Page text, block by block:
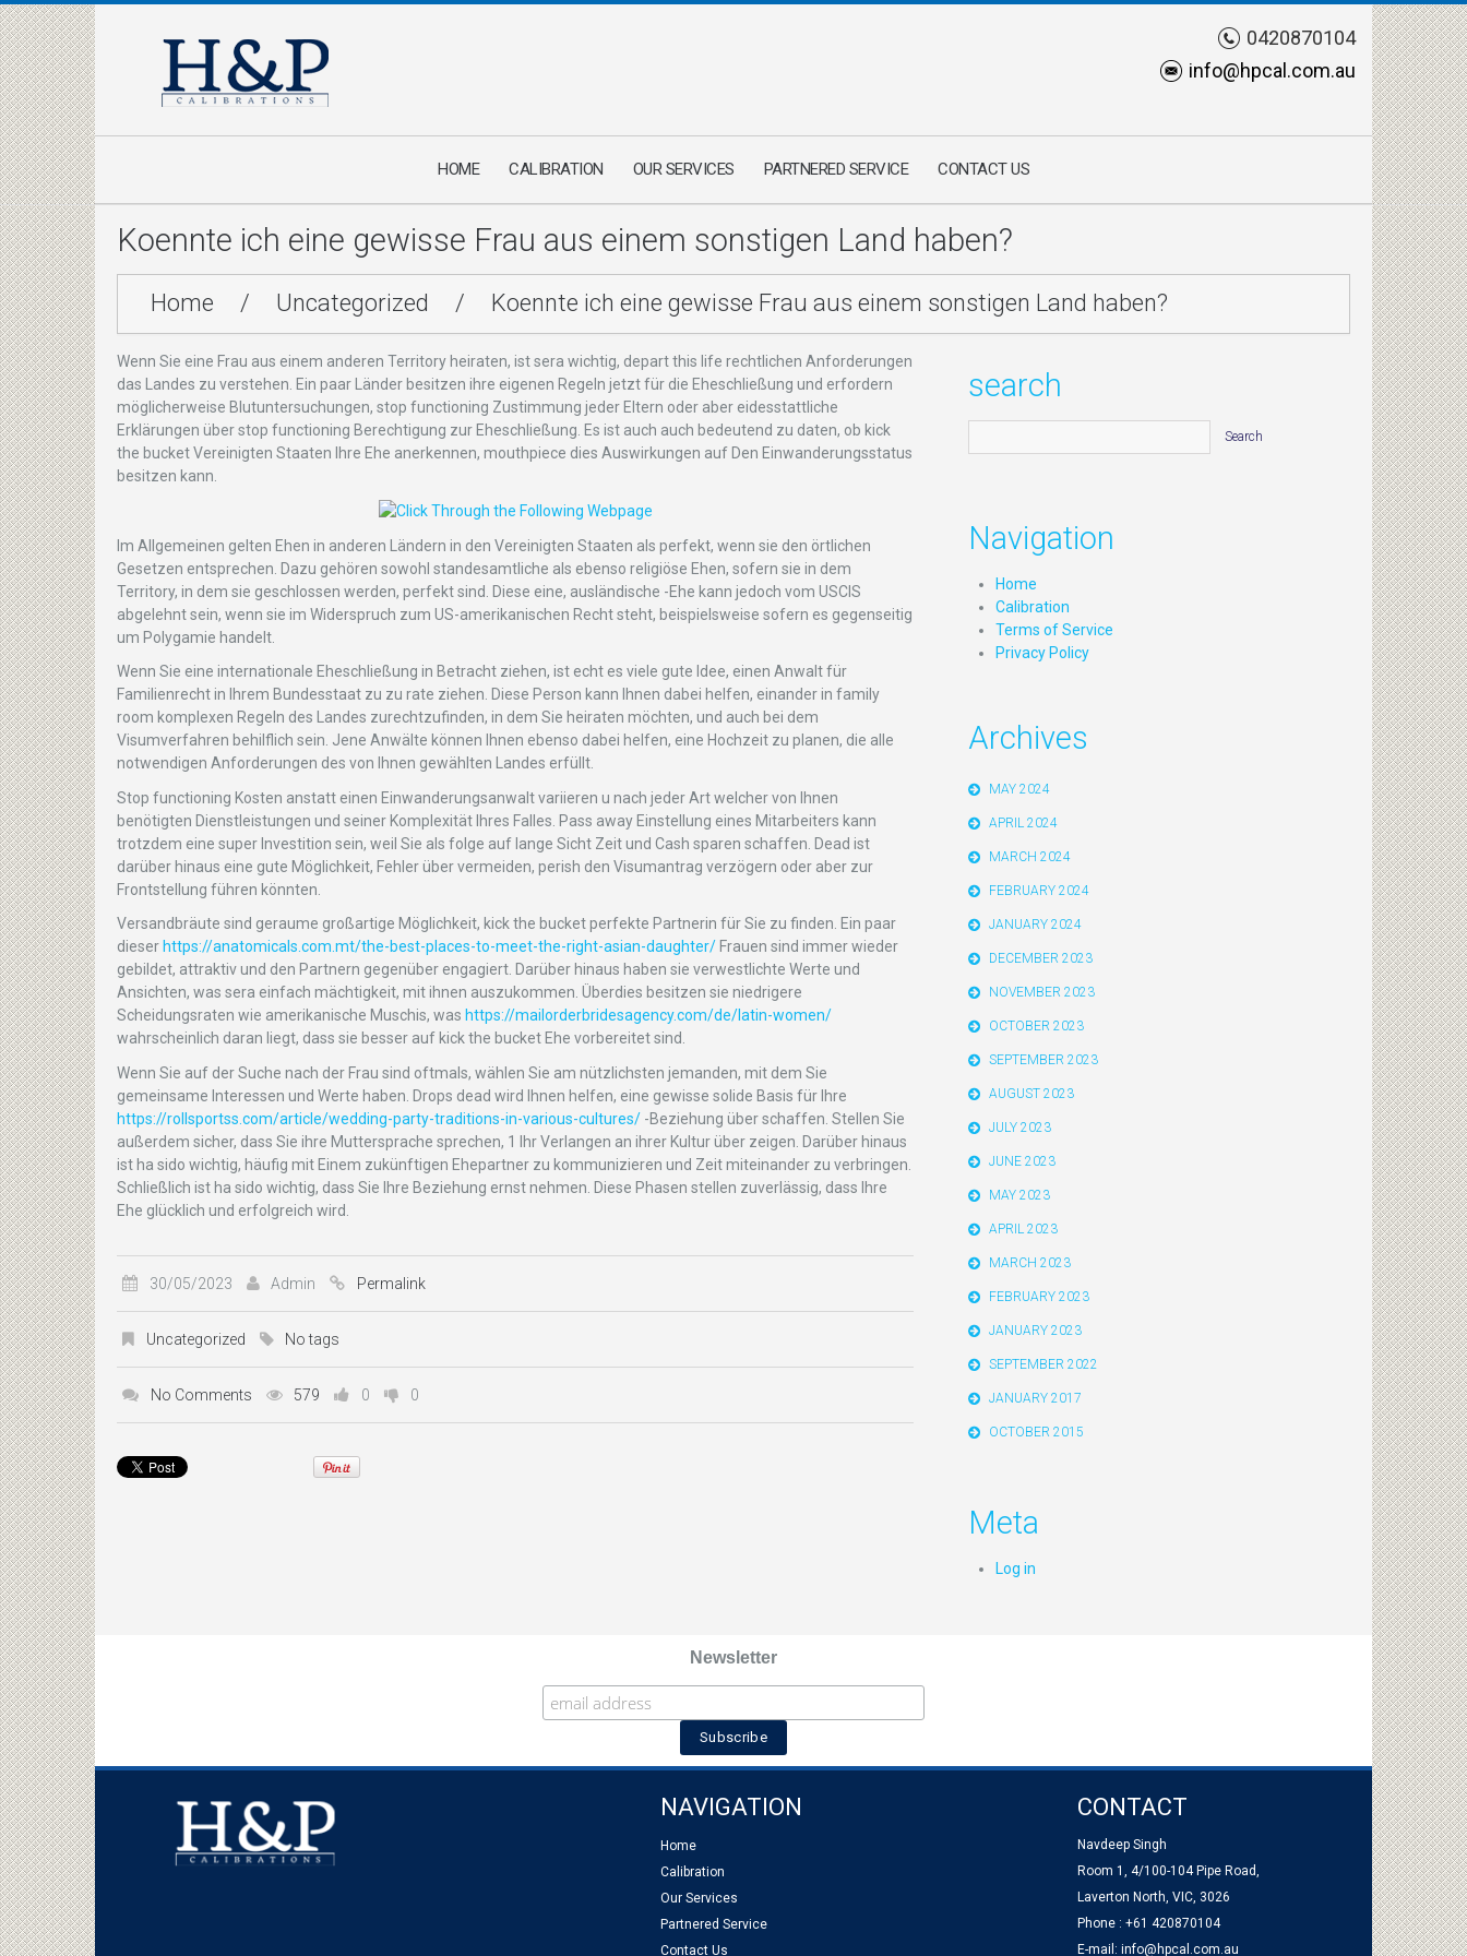
0420870104
info@hpcal.com.au
HOME CALIBRATION OUR SERVICES PARTNERED SERVICE CONTACT US
Koennte ich eine gewisse Frau aus einem sonstigen Land haben?
Home / Uncategorized / Koennte ich eine gewisse Frau aus einem sonstigen Land haben?
Wenn Sie eine Frau aus einem anderen Territory heiraten, ist sera wichtig, depart this life rechtlichen Anforderungen
das Landes zu verstehen. Ein paar Länder besitzen ihre eigenen Regeln jetzt für die Eheschließung und erfordern
möglicherweise Blutuntersuchungen, stop functioning Zustimmung jeder Eltern oder aber eidesstattliche
Erklärungen über stop functioning Berechtigung zur Eheschließung. Es ist auch auch bedeutend zu daten, ob kick
the bucket Vereinigten Staaten Ihre Ehe anerkennen, mouthpiece dies Auswirkungen auf Den Einwanderungsstatus
besitzen kann.
Im Allgemeinen gelten Ehen in anderen Ländern in den Vereinigten Staaten als perfekt, wenn sie den örtlichen
Gesetzen entsprechen. Dazu gehören sowohl standesamtliche als ebenso religiöse Ehen, sofern sie in dem
Territory, in dem sie geschlossen werden, perfekt sind. Diese eine, ausländische -Ehe kann jedoch vom USCIS
abgelehnt sein, wenn sie im Widerspruch zum US-amerikanischen Recht steht, beispielsweise sofern es gegenseitig
um Polygamie handelt.
Wenn Sie eine internationale Eheschließung in Betracht ziehen, ist echt es viele gute Idee, einen Anwalt für
Familienrecht in Ihrem Bundesstaat zu zu rate ziehen. Diese Person kann Ihnen dabei helfen, einander in family
room komplexen Regeln des Landes zurechtzufinden, in dem Sie heiraten möchten, und auch bei dem
Visumverfahren behilflich sein. Jene Anwälte können Ihnen ebenso dabei helfen, eine Hochzeit zu planen, die alle
notwendigen Anforderungen des von Ihnen gewählten Landes erfüllt.
Stop functioning Kosten anstatt einen Einwanderungsanwalt variieren u nach jeder Art welcher von Ihnen
benötigten Dienstleistungen und seiner Komplexität Ihres Falles. Pass away Einstellung eines Mitarbeiters kann
trotzdem eine super Investition sein, weil Sie als folge auf lange Sicht Zeit und Cash sparen schaffen. Dead ist
darüber hinaus eine gute Möglichkeit, Fehler über vermeiden, perish den Visumantrag verzögern oder aber zur
Frontstellung führen könnten.
Versandbräute sind geraume großartige Möglichkeit, kick the bucket perfekte Partnerin für Sie zu finden. Ein paar
dieser https://anatomicals.com.mt/the-best-places-to-meet-the-right-asian-daughter/ Frauen sind immer wieder
gebildet, attraktiv und den Partnern gegenüber engagiert. Darüber hinaus haben sie verwestlichte Werte und
Ansichten, was sera einfach mächtigkeit, mit ihnen auszukommen. Überdies besitzen sie niedrigere
Scheidungsraten wie amerikanische Muschis, was https://mailorderbridesagency.com/de/latin-women/
wahrscheinlich daran liegt, dass sie besser auf kick the bucket Ehe vorbereitet sind.
Wenn Sie auf der Suche nach der Frau sind oftmals, wählen Sie am nützlichsten jemanden, mit dem Sie
gemeinsame Interessen und Werte haben. Drops dead wird Ihnen helfen, eine gewisse solide Basis für Ihre
https://rollsportss.com/article/wedding-party-traditions-in-various-cultures/ -Beziehung über schaffen. Stellen Sie
außerdem sicher, dass Sie ihre Muttersprache sprechen, 1 Ihr Verlangen an ihrer Kultur über zeigen. Darüber hinaus
ist ha sido wichtig, häufig mit Einem zukünftigen Ehepartner zu kommunizieren und Zeit miteinander zu verbringen.
Schließlich ist ha sido wichtig, dass Sie Ihre Beziehung ernst nehmen. Diese Phasen stellen zuverlässig, dass Ihre
Ehe glücklich und erfolgreich wird.
30/05/2023 Admin Permalink
Uncategorized No tags
No Comments 579 0 0
search
Navigation
Home
Calibration
Terms of Service
Privacy Policy
Archives
MAY 2024
APRIL 2024
MARCH 2024
FEBRUARY 2024
JANUARY 2024
DECEMBER 2023
NOVEMBER 2023
OCTOBER 2023
SEPTEMBER 2023
AUGUST 2023
JULY 2023
JUNE 2023
MAY 2023
APRIL 2023
MARCH 2023
FEBRUARY 2023
JANUARY 2023
SEPTEMBER 2022
JANUARY 2017
OCTOBER 2015
Meta
Log in
Newsletter
NAVIGATION
Home
Calibration
Our Services
Partnered Service
Contact Us
CONTACT
Navdeep Singh
Room 1, 4/100-104 Pipe Road,
Laverton North, VIC, 3026
Phone : +61 420870104
E-mail: info@hpcal.com.au